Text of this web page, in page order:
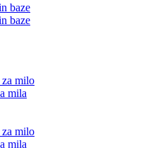
baze
baze
milo
mila
milo
mila